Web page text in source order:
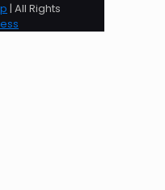
| All Rights